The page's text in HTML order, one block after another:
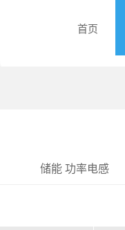
首页
储能 功率电感